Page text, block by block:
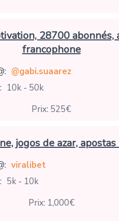
28700 abonnés,
francophone
@gabi.suaarez
10k - 50k
Prix: 525€
jogos de azar,
viralibet
5k - 10k
Prix: 1,000€